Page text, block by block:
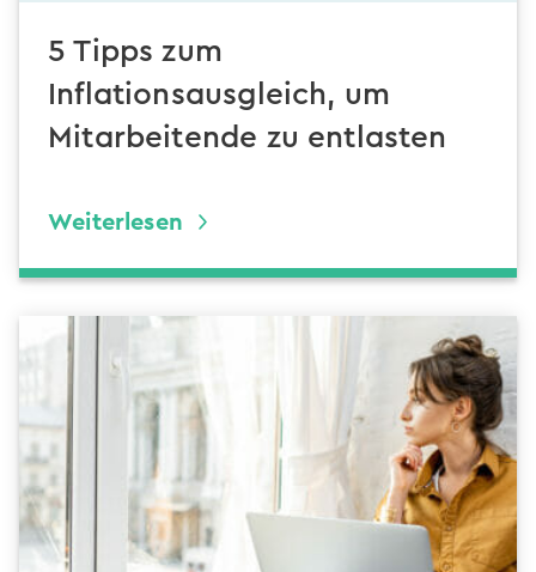
5 Tipps zum
Inflationsausgleich, um
Mitarbeitende zu entlasten
Weiterlesen